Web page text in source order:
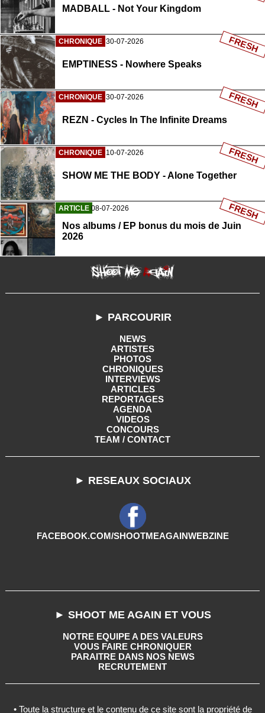
MADBALL - Not Your Kingdom
CHRONIQUE 30-07-2026
EMPTINESS - Nowhere Speaks
FRESH
CHRONIQUE 30-07-2026
REZN - Cycles In The Infinite Dreams
FRESH
CHRONIQUE 10-07-2026
SHOW ME THE BODY - Alone Together
FRESH
ARTICLE 08-07-2026
Nos albums / EP bonus du mois de Juin
2026
FRESH
► PARCOURIR
NEWS
ARTISTES
PHOTOS
CHRONIQUES
INTERVIEWS
ARTICLES
REPORTAGES
AGENDA
VIDEOS
CONCOURS
TEAM / CONTACT
► RESEAUX SOCIAUX
FACEBOOK.COM/SHOOTMEAGAINWEBZINE
► SHOOT ME AGAIN ET VOUS
NOTRE EQUIPE A DES VALEURS
VOUS FAIRE CHRONIQUER
PARAITRE DANS NOS NEWS
RECRUTEMENT
• Toute la structure et le contenu de ce site sont la propriété de